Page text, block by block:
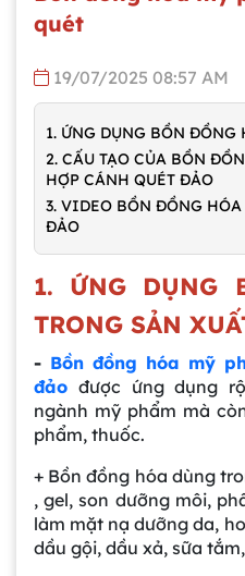
quét
19/07/2025 08:57 AM
1. ỨNG DỤNG BỒN ĐỒNG
2. CẤU TẠO CỦA BỒN
HỢP CÁNH QUÉT ĐẢO
3. VIDEO BỒN ĐỒNG
ĐẢO
1. ỨNG DỤNG
TRONG SẢN
- Bồn đồng hóa mỹ
đảo được ứng dụng
ngành mỹ phẩm mà
phẩm, thuốc.
+ Bồn đồng hóa dùng
, gel, son dưỡng môi,
làm mặt nạ dưỡng da,
dầu gội, dầu xả, sữa